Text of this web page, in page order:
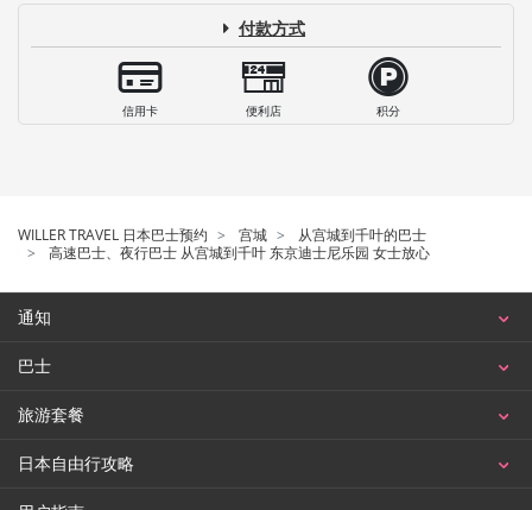
付款方式
信用卡 便利店 积分
WILLER TRAVEL 日本巴士预约 宫城
从宫城到千叶的巴士
高速巴士、夜行巴士 从宫城到千叶 东京迪士尼乐园 女士放心
通知
巴士
旅游套餐
日本自由行攻略